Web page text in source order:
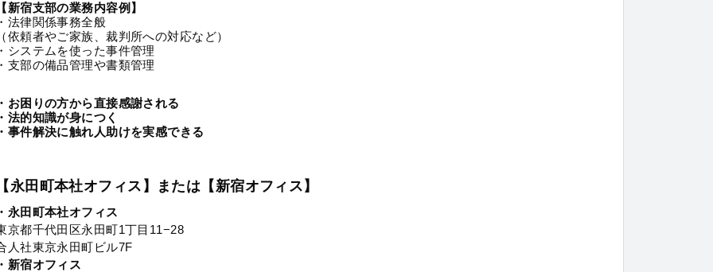
新宿支部の業務内容例】
法律関係事務全般
依頼者やご家族、裁判所への対応など）
システムを使った事件管理
支部の備品管理や書類管理
お困りの方から直接感謝される
法的知識が身につく
事件解決に触れ人助けを実感できる
永田町本社オフィス】または【新宿オフィス】
永田町本社オフィス
京都千代田区永田町1丁目11−28
人社東京永田町ビル7F
新宿オフィス